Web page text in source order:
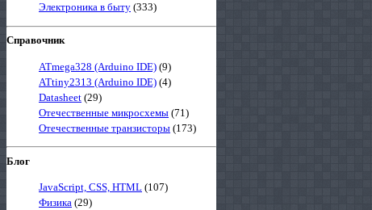
Электроника в быту (333)
Справочник
ATmega328 (Arduino IDE) (9)
ATtiny2313 (Arduino IDE) (4)
Datasheet (29)
Отечественные микросхемы (71)
Отечественные транзисторы (173)
Блог
JavaScript, CSS, HTML (107)
Физика (29)